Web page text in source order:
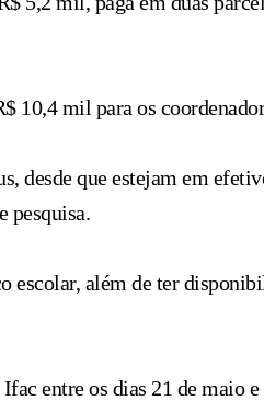
10,4 mil para os
desde que estejam em
pesquisa.
escolar, além de ter
entre os dias 21 de maio